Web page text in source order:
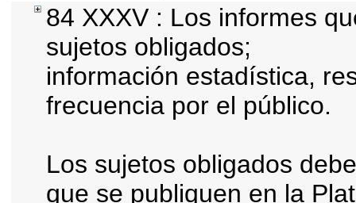
84 XXXV : Los informes
sujetos obligados;
información estadística,
frecuencia por el público.
Los sujetos obligados
que se publiquen en la